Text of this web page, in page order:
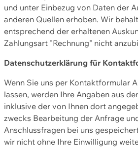
und unter Einbezug von Daten der
anderen Quellen erhoben. Wir
entsprechend der erhaltenen
Zahlungsart "Rechnung" nicht
Datenschutzerklärung für
Wenn Sie uns per Kontaktformular
lassen, werden Ihre Angaben aus
inklusive der von Ihnen dort
zwecks Bearbeitung der Anfrage
Anschlussfragen bei uns
wir nicht ohne Ihre Einwilligung